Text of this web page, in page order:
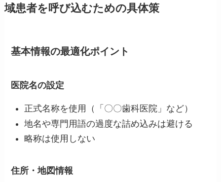
域患者を呼び込むための具体策
基本情報の最適化ポイント
医院名の設定
正式名称を使用（「〇〇歯科医院」など）
地名や専門用語の過度な詰め込みは避ける
略称は使用しない
住所・地図情報